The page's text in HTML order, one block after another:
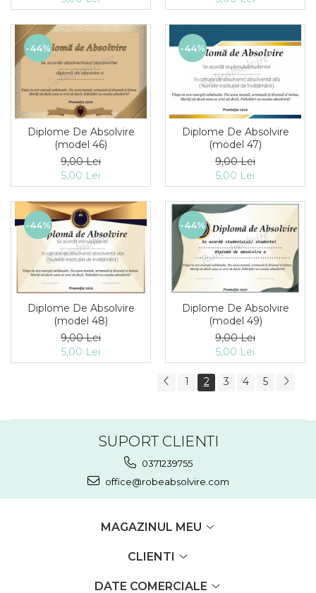
-44%
Diplome De Absolvire
(model 46)
9,00 Lei
5,00 Lei
-44%
Diplome De Absolvire
(model 47)
9,00 Lei
5,00 Lei
-44%
Diplome De Absolvire
(model 48)
9,00 Lei
5,00 Lei
-44%
Diplome De Absolvire
(model 49)
9,00 Lei
5,00 Lei
1 2 3 4 5
SUPORT CLIENTI
0371239755
office@robeabsolvire.com
MAGAZINUL MEU
CLIENTI
DATE COMERCIALE